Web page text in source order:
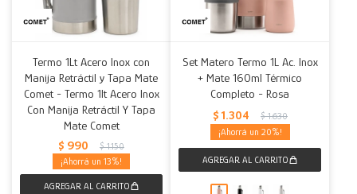
Termo 1Lt Acero Inox con
Manija Retráctil y Tapa Mate
Comet - Termo 1lt Acero Inox
Con Manija Retráctil Y Tapa
Mate Comet
$ 990 $ 1.150
13
Set Matero Termo 1L Ac. Inox
+ Mate 160ml Térmico
Completo - Rosa
$ 1.304 $ 1.630
20